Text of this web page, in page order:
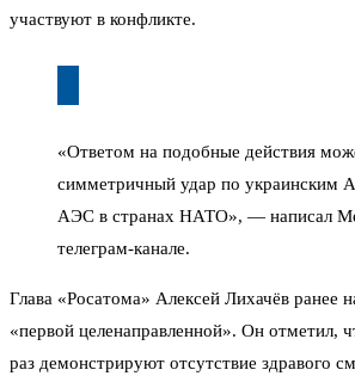
участвуют в конфликте.
«Ответом на подобные действия
симметричный удар по украинским
АЭС в странах НАТО», — написал
телеграм-канале.
Глава «Росатома» Алексей Лихачёв ранее
«первой целенаправленной». Он отметил,
раз демонстрируют отсутствие здравого